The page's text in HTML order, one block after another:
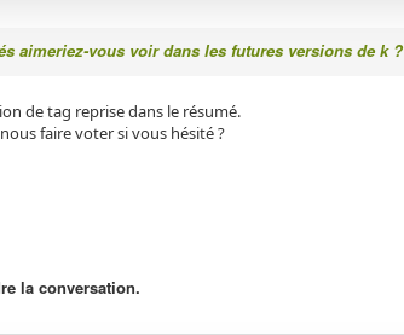
aimeriez-vous voir dans les futures versions de k ?
de tag reprise dans le résumé.
faire voter si vous hésité ?
la conversation.